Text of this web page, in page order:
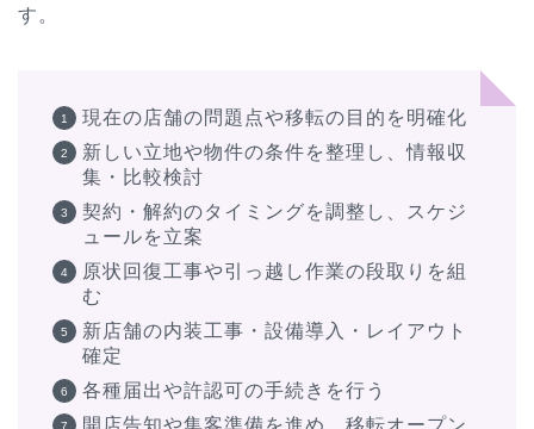
す。
現在の店舗の問題点や移転の目的を明確化
新しい立地や物件の条件を整理し、情報収
集・比較検討
契約・解約のタイミングを調整し、スケジ
ュールを立案
原状回復工事や引っ越し作業の段取りを組
む
新店舗の内装工事・設備導入・レイアウト
確定
各種届出や許認可の手続きを行う